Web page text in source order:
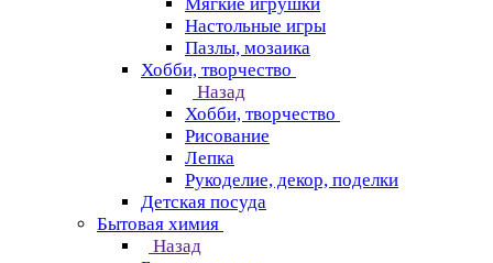
Настольные игры
Пазлы, мозаика
Хобби, творчество
Назад
Хобби, творчество
Рисование
Лепка
Рукоделие, декор, поделки
Детская посуда
Бытовая химия
Назад